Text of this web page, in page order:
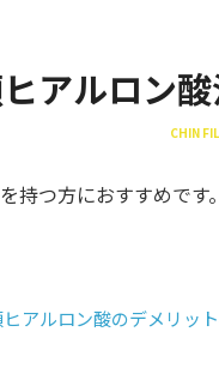
アルロン
CHIN
持つ方におすすめです
アルロン酸のデメリット